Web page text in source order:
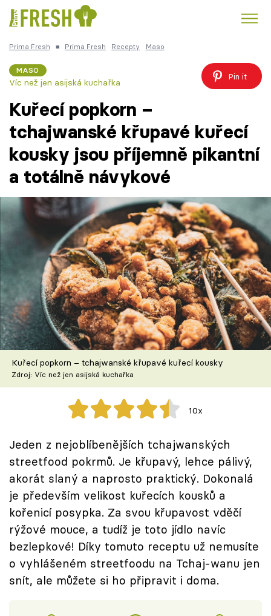
Česká kuchyně Čokoláda
Témata
Články
TV Program
Škola vaření
Recepty z TV
Speciál: Cuketa
Těhotnej kuchař
Sledujte prima+
Přihlášení
Sledujte nás
Prima Fresh ■ Prima Fresh Recepty Maso
MASO
Víc než jen asijská kuchařka
Pin it
Kuřecí popkorn –
tchajwanské křupavé kuřecí
kousky jsou příjemně pikantní
a totálně návykové
Kuřecí popkorn – tchajwanské křupavé kuřecí kousky
Zdroj: Víc než jen asijská kuchařka
10x
Jeden z nejoblíbenějších tchajwanských
streetfood pokrmů. Je křupavý, lehce pálivý,
akorát slaný a naprosto praktický. Dokonalá
je především velikost kuřecích kousků a
kořenicí posypka. Za svou křupavost vděčí
rýžové mouce, a tudíž je toto jídlo navíc
bezlepkové! Díky tomuto receptu už nemusíte
o vyhlášeném streetfoodu na Tchaj-wanu jen
snít, ale můžete si ho připravit i doma.